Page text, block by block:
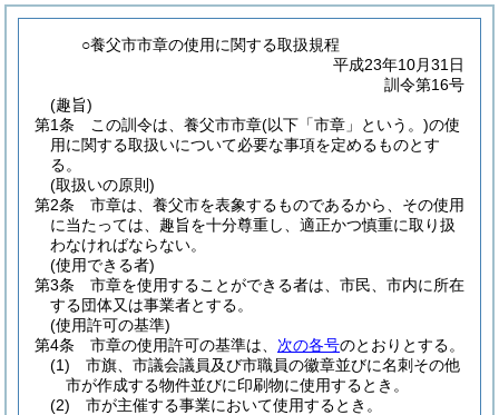
○養父市市章の使用に関する取扱規程
平成23年10月31日
訓令第16号
(趣旨)
第1条
この訓令は、養父市市章(以下「市章」という。)の使
用に関する取扱いについて必要な事項を定めるものとす
る。
(取扱いの原則)
第2条
市章は、養父市を表象するものであるから、その使用
に当たっては、趣旨を十分尊重し、適正かつ慎重に取り扱
わなければならない。
(使用できる者)
第3条
市章を使用することができる者は、市民、市内に所在
する団体又は事業者とする。
(使用許可の基準)
第4条
市章の使用許可の基準は、 次の各号のとおりとする。
(1)
市旗、市議会議員及び市職員の徽章並びに名刺その他
市が作成する物件並びに印刷物に使用するとき。
(2)
市が主催する事業において使用するとき。